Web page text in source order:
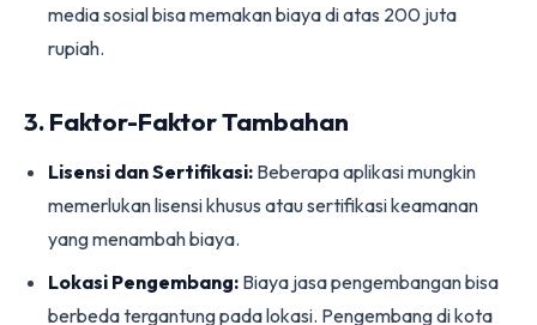
media sosial bisa memakan biaya di atas 200 juta
rupiah.
3. Faktor-Faktor Tambahan
Lisensi dan Sertifikasi: Beberapa aplikasi mungkin
memerlukan lisensi khusus atau sertifikasi keamanan
yang menambah biaya.
Lokasi Pengembang: Biaya jasa pengembangan bisa
berbeda tergantung pada lokasi. Pengembang di kota